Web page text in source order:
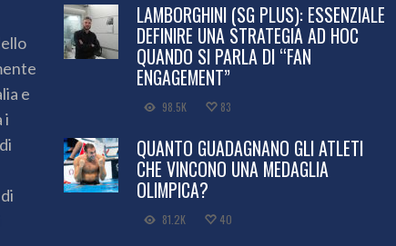
e
i
LAMBORGHINI (SG PLUS): ESSENZIALE
DEFINIRE UNA STRATEGIA AD HOC
QUANDO SI PARLA DI “FAN
ENGAGEMENT”
98.5K 83
QUANTO GUADAGNANO GLI ATLETI
CHE VINCONO UNA MEDAGLIA
OLIMPICA?
81.2K 40